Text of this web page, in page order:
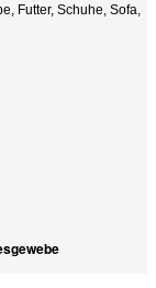
Futter, Schuhe, Sofa,